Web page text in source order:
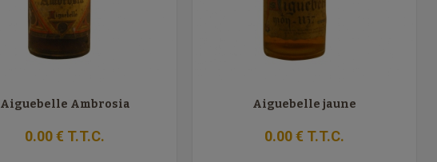
Aiguebelle Ambrosia
0.00€ T.T.C.
Aiguebelle jaune
0.00€ T.T.C.